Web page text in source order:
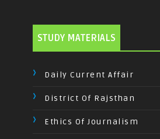
STUDY MATERIALS
Daily Current Affair
District Of Rajsthan
Ethics Of Journalism